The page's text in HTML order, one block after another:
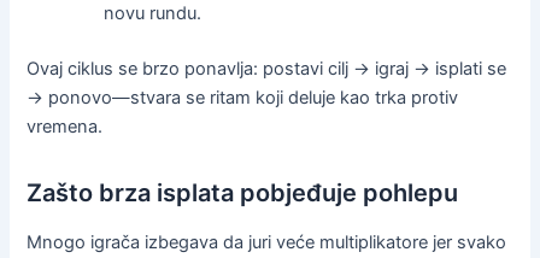
novu rundu.
Ovaj ciklus se brzo ponavlja: postavi cilj → igraj → isplati se
→ ponovo—stvara se ritam koji deluje kao trka protiv
vremena.
Zašto brza isplata pobjeđuje pohlepu
Mnogo igrača izbegava da juri veće multiplikatore jer svako